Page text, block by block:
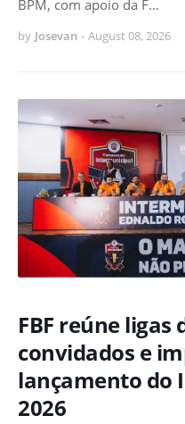
BPM, com apoio da F…
by Josevan - August 08, 2026
FBF reúne ligas
convidados e
lançamento do
2026